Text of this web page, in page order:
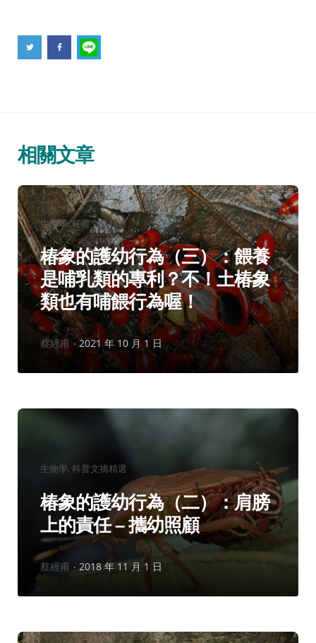
相關文章
分
類：
生物學 科普文摘精選
椿象的護幼行為（三）：餵養
是哺乳類的專利？不！土椿象
類也有哺餵行為喔！
作
者：
蔡經甫 2021 年 10 月 1 日
分
類：
生物學 科普文摘精選
椿象的護幼行為（二）：肩膀
上的責任 – 攜幼照顧
作
者：
蔡經甫 2018 年 11 月 1 日